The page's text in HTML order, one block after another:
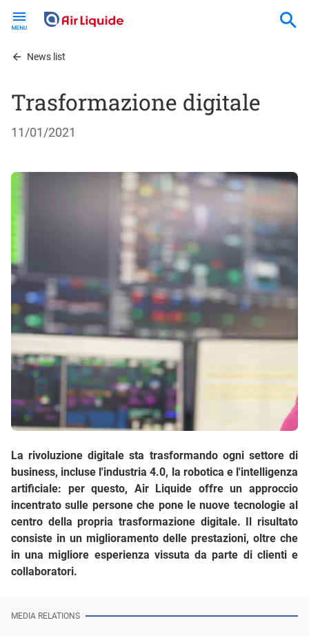
contentNews list
Trasformazione digitale
11/01/2021
La rivoluzione digitale sta trasformando ogni settore di
business, incluse l'industria 4.0, la robotica e l'intelligenza
artificiale: per questo, Air Liquide offre un approccio
incentrato sulle persone che pone le nuove tecnologie al
centro della propria trasformazione digitale. Il risultato
consiste in un miglioramento delle prestazioni, oltre che
in una migliore esperienza vissuta da parte di clienti e
collaboratori.
MEDIA RELATIONS